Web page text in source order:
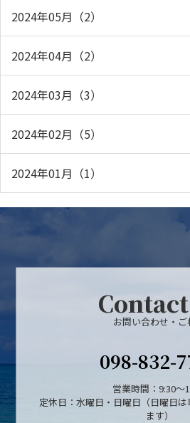
2024年05月（2）
2024年04月（2）
2024年03月（3）
2024年02月（5）
2024年01月（1）
お問い合わせ・ご
098-832-
営業時間：9:30～
定休日：水曜日・日曜日（日曜日
ます）